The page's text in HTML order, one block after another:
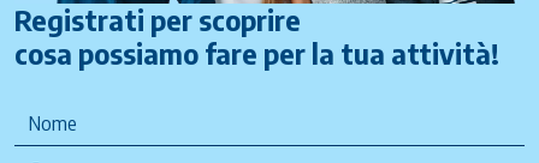
Registrati per scoprire
cosa possiamo fare per la tua attività!